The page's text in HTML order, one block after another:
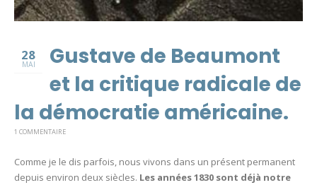
28
MAI
Gustave de Beaumont
et la critique radicale de
la démocratie américaine.
1 COMMENTAIRE
Comme je le dis parfois, nous vivons dans un présent permanent
depuis environ deux siècles. Les années 1830 sont déjà notre